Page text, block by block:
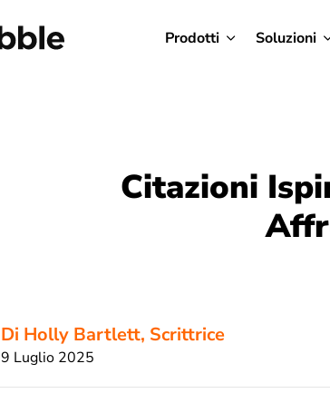
Prodotti Soluzioni
Citazioni
Di Holly Bartlett, Scrittrice
9 Luglio 2025